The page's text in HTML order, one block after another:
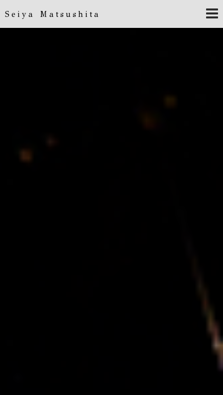
Seiya Matsushita